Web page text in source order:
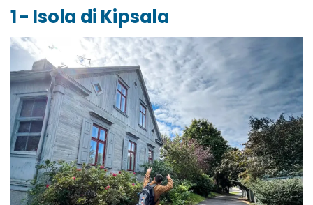
1 - Isola di Kipsala